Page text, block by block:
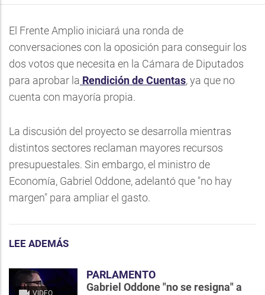
El Frente Amplio iniciará una ronda de
conversaciones con la oposición para conseguir los
dos votos que necesita en la Cámara de Diputados
para aprobar la Rendición de Cuentas, ya que no
cuenta con mayoría propia.
La discusión del proyecto se desarrolla mientras
distintos sectores reclaman mayores recursos
presupuestales. Sin embargo, el ministro de
Economía, Gabriel Oddone, adelantó que "no hay
margen" para ampliar el gasto.
LEE ADEMÁS
VIDEO
PARLAMENTO
Gabriel Oddone "no se resigna" a